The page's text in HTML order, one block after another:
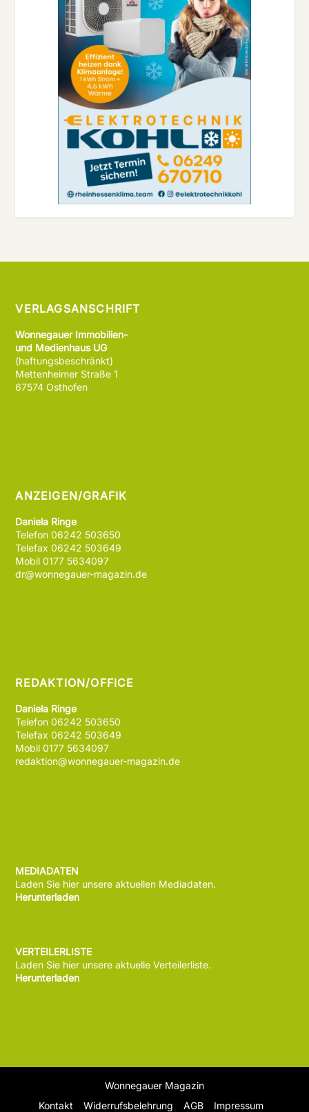
VERLAGSANSCHRIFT
Wonnegauer Immobilien-
und Medienhaus UG
(haftungsbeschränkt)
Mettenheimer Straße 1
67574 Osthofen
ANZEIGEN/GRAFIK
Daniela Ringe
Telefon 06242 503650
Telefax 06242 503649
Mobil 0177 5634097
dr@wonnegauer-magazin.de
REDAKTION/OFFICE
Daniela Ringe
Telefon 06242 503650
Telefax 06242 503649
Mobil 0177 5634097
redaktion@wonnegauer-magazin.de
MEDIADATEN
Laden Sie hier unsere aktuellen Mediadaten.
Herunterladen
VERTEILERLISTE
Laden Sie hier unsere aktuelle Verteilerliste.
Herunterladen
Wonnegauer Magazin
Kontakt
Widerrufsbelehrung AGB Impressum